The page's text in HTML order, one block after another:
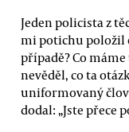
Jeden policista z
mi potichu položil
případě? Co
nevěděl, co ta
uniformovaný
dodal: „Jste přece